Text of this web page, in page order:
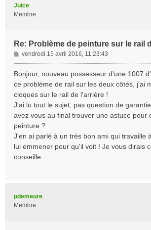
Juice
Membre
Re: Problème de peinture sur le rail
M
e
s
g
e
vendredi 15 avril 2016, 11:23:43
Bonjour, nouveau possesseur d'une 1007
ce problème de rail sur les deux côtés, j'ai
cloques sur le rail de l'arrière !
J'ai lu tout le sujet, pas question de
avez vous au final trouver une astuce pour
peinture ?
J'en ai parlé à un très bon ami qui travaille
lui emmener pour qu'il voit ! Je vous dirais
conseille.
pdemeure
Membre